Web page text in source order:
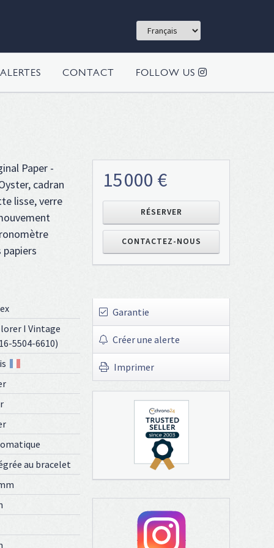
ALERTES CONTACT FOLLOW US
15 000 €
RÉSERVER
CONTACTEZ-NOUS
Paper -
cadran
lisse, verre
papiers
I Vintage
5504-6610)
au bracelet
Garantie
Créer une alerte
Imprimer